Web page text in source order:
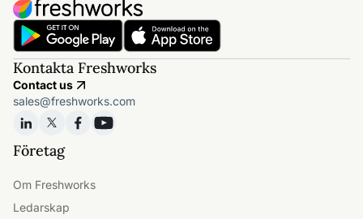
Kontakta Freshworks
Contact us
sales@freshworks.com
Företag
Om Freshworks
Ledarskap